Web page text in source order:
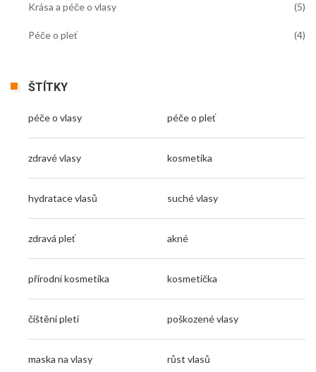
Krása a péče o vlasy (5)
Péče o pleť (4)
ŠTÍTKY
péče o vlasy péče o pleť
zdravé vlasy kosmetika
hydratace vlasů suché vlasy
zdravá pleť akné
přírodní kosmetika kosmetička
čištění pleti poškozené vlasy
maska na vlasy růst vlasů